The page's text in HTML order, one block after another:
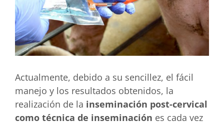
Actualmente, debido a su sencillez, el fácil
manejo y los resultados obtenidos, la
realización de la inseminación post-cervical
como técnica de inseminación es cada vez